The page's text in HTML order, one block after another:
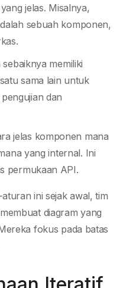
jelas. Misalnya,
sebuah komponen,
memiliki
sama lain untuk
dan
jelas komponen mana
yang internal. Ini
permukaan API.
ini sejak awal, tim
diagram yang
fokus pada batas